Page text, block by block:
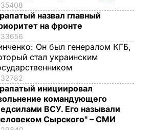
35408
назвал главный
на фронте
33656
Он был генералом КГБ,
стал украинским
32782
инициировал
командующего
ВСУ. Его называли
Сырского" – СМИ